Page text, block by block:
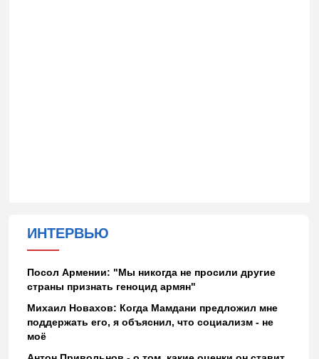
ИНТЕРВЬЮ
Посол Армении: "Мы никогда не просили другие
страны признать геноцид армян"
Михаил Новахов: Когда Мамдани предложил мне
поддержать его, я объяснил, что социализм - не
моё